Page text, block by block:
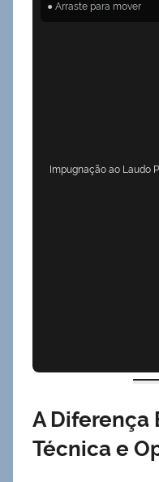
● Arraste para mover
Impugnação ao Laudo
A Diferença
Técnica e